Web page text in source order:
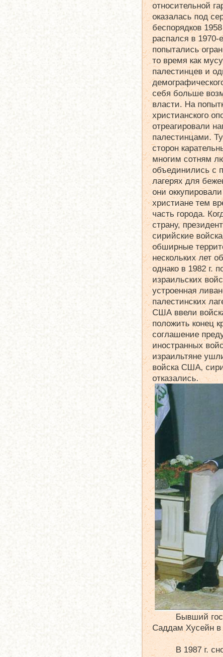
относительной
оказалась под
беспорядков
распался в 1970-
попытались
то время как
палестинцев и
себя больше
власти. На
христианского
отреагировали
палестинцами.
сторон
многим сотням
объединились с
лагерях для
они
христиане тем
часть города.
страну,
сирийские
обширные
нескольких лет
однако в 1982 г.
израильских
устроенная
палестинских
США ввели
положить конец
соглашение
иностранных
израильтяне
войска США,
отказались.
Бывший
Саддам Хусейн в
В 1987 г.